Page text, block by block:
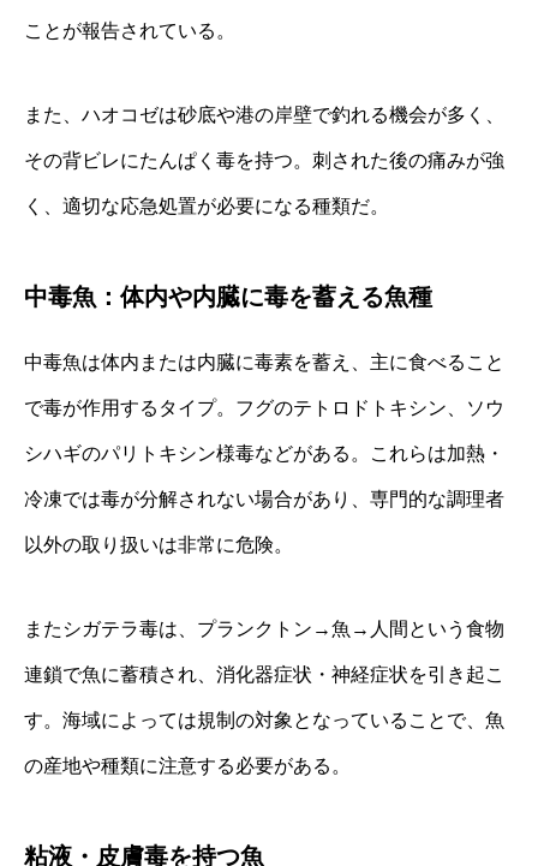
ことが報告されている。
また、ハオコゼは砂底や港の岸壁で釣れる機会が多く、
その背ビレにたんぱく毒を持つ。刺された後の痛みが強
く、適切な応急処置が必要になる種類だ。
中毒魚：体内や内臓に毒を蓄える魚種
中毒魚は体内または内臓に毒素を蓄え、主に食べること
で毒が作用するタイプ。フグのテトロドトキシン、ソウ
シハギのパリトキシン様毒などがある。これらは加熱・
冷凍では毒が分解されない場合があり、専門的な調理者
以外の取り扱いは非常に危険。
またシガテラ毒は、プランクトン→魚→人間という食物
連鎖で魚に蓄積され、消化器症状・神経症状を引き起こ
す。海域によっては規制の対象となっていることで、魚
の産地や種類に注意する必要がある。
粘液・皮膚毒を持つ魚